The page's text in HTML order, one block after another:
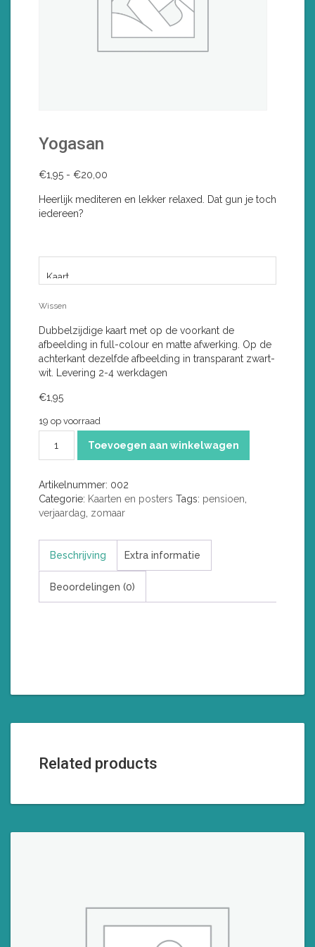
Yogasan
€1,95 - €20,00
tot
Heerlijk mediteren en lekker relaxed. Dat gun je toch
iedereen?
Wissen
Dubbelzijdige kaart met op de voorkant de
afbeelding in full-colour en matte afwerking. Op de
achterkant dezelfde afbeelding in transparant zwart-
wit. Levering 2-4 werkdagen
€1,95
19 op voorraad
aantal
Toevoegen aan winkelwagen
Artikelnummer: 002
Categorie: Kaarten en posters Tags: pensioen
verjaardag zomaar
Beschrijving Extra informatie
Beoordelingen (0)
Related products